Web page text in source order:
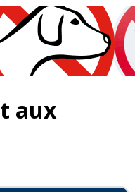
aux